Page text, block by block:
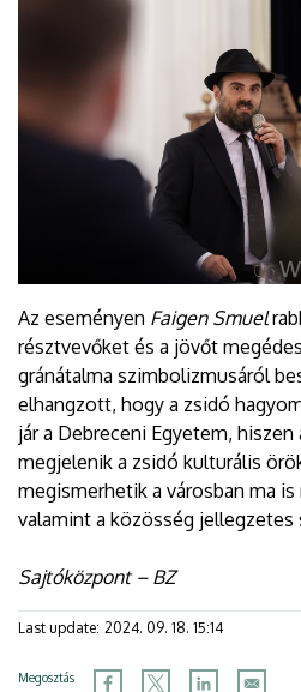
Az eseményen Faigen Smuel
résztvevőket és a jövőt
gránátalma szimbolizmusáról
elhangzott, hogy a zsidó
jár a Debreceni Egyetem,
megjelenik a zsidó kulturális
megismerhetik a városban ma
valamint a közösség jellegzetes
Sajtóközpont – BZ
Last update: 2024. 09. 18. 15:14
Megosztás